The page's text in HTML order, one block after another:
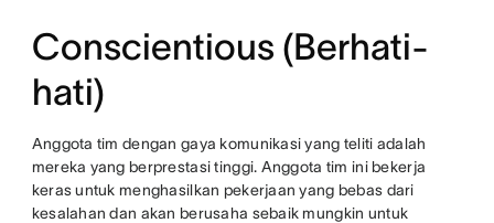
Conscientious (Berhati-
hati)
Anggota tim dengan gaya komunikasi yang teliti adalah
mereka yang berprestasi tinggi. Anggota tim ini bekerja
keras untuk menghasilkan pekerjaan yang bebas dari
kesalahan dan akan berusaha sebaik mungkin untuk